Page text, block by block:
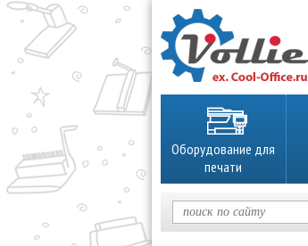
Оборудование для
печати